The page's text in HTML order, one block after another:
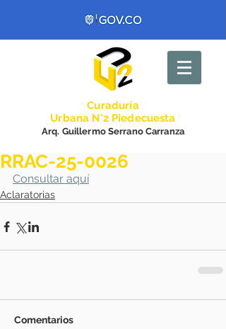
Curaduría
Urbana N°2 Piedecuesta
Arq. Guillermo Serrano Carranza
RRAC-25-0026
Consultar aquí
Aclaratorias
Comentarios